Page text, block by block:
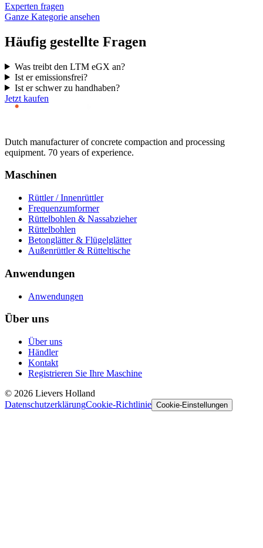
Experten fragen
Ganze Kategorie ansehen
Häufig gestellte Fragen
Was treibt den LTM eGX an?
Ist er emissionsfrei?
Ist er schwer zu handhaben?
Jetzt kaufen
Dutch manufacturer of concrete compaction and processing
equipment. 70 years of experience.
Maschinen
Rüttler / Innenrüttler
Frequenzumformer
Rüttelbohlen & Nassabzieher
Rüttelbohlen
Betonglätter & Flügelglätter
Außenrüttler & Rütteltische
Anwendungen
Anwendungen
Über uns
Über uns
Händler
Kontakt
Registrieren Sie Ihre Maschine
© 2026 Lievers Holland
DatenschutzerklärungCookie-Richtlinie Cookie-Einstellungen